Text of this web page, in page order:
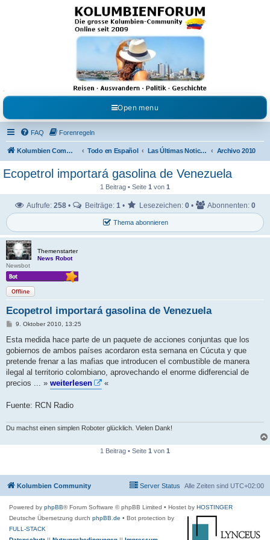
Kolumbienforum - Das
grosse Forum der
Freunde Kolumbiens
Reisen, Auswandern, Kultur, Politik, Geschichte und Visum in Kolumbien und Venezuela.
Austausch, Erfahrungen und Gemeinschaft im Kolumbienforum
Open menu
FAQ Forenregeln
Kolumbien Community Todo en Español Las Últimas Noticias en Español Archivo 2010
Ecopetrol importará gasolina de Venezuela
1 Beitrag • Seite 1 von 1
Thema abonnieren
Aufrufe: 258 • Beiträge: 1 • Lesezeichen: 0 • Abonnenten: 0
Themenstarter
News Robot
Newsbot
Offline
Ecopetrol importará gasolina de Venezuela
B
i
r
a
9. Oktober 2010, 13:25
Esta medida hace parte de un paquete de acciones conjuntas que los
gobiernos de ambos países acordaron esta semana en Cúcuta y que
pretende frenar a las mafias que introducen el combustible de manera
ilegal al territorio colombiano, aprovechando el enorme didferencial de
precios ... » weiterlesen «
Fuente: RCN Radio
Du machst einen simplen Roboter glücklich. Vielen Dank!
1 Beitrag • Seite 1 von 1
Kolumbien Community Alle Zeiten sind UTC+02:00
Server Status
Powered by phpBB® Forum Software © phpBB Limited • Hostet by HOSTINGER
Deutsche Übersetzung durch phpBB.de • Bot protection by
FULL-STACK